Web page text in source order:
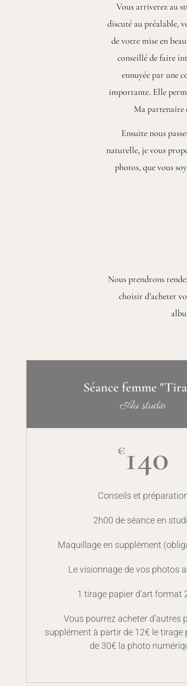
Vous arriverez au
discuté au préalable,
de votre mise en
conseillé de faire
ennuyée par une
importante. Elle
Ma partenaire
Ensuite nous
naturelle, je vous
photos, que vous
Nous prendrons
choisir d’acheter
Séance femme
Au studio
€140
Conseils et
2h00 de séance en
Maquillage en supplément
Le visionnage de vos photos
1 tirage papier d’art format
Vous pourrez acheter d’autres
supplément à partir de 12€ le tirage
de 30€ la photo